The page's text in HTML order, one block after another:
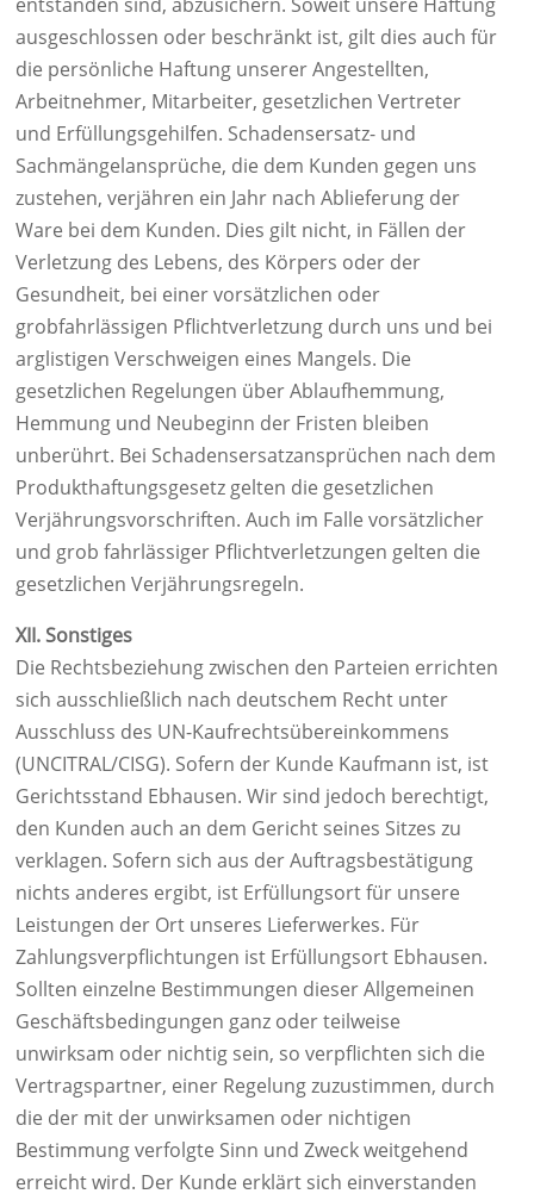
ausgeschlossen oder beschränkt ist, gilt dies auch für
die persönliche Haftung unserer Angestellten,
Arbeitnehmer, Mitarbeiter, gesetzlichen Vertreter
und Erfüllungsgehilfen. Schadensersatz- und
Sachmängelansprüche, die dem Kunden gegen uns
zustehen, verjähren ein Jahr nach Ablieferung der
Ware bei dem Kunden. Dies gilt nicht, in Fällen der
Verletzung des Lebens, des Körpers oder der
Gesundheit, bei einer vorsätzlichen oder
grobfahrlässigen Pflichtverletzung durch uns und bei
arglistigen Verschweigen eines Mangels. Die
gesetzlichen Regelungen über Ablaufhemmung,
Hemmung und Neubeginn der Fristen bleiben
unberührt. Bei Schadensersatzansprüchen nach dem
Produkthaftungsgesetz gelten die gesetzlichen
Verjährungsvorschriften. Auch im Falle vorsätzlicher
und grob fahrlässiger Pflichtverletzungen gelten die
gesetzlichen Verjährungsregeln.
XII. Sonstiges
Die Rechtsbeziehung zwischen den Parteien errichten
sich ausschließlich nach deutschem Recht unter
Ausschluss des UN-Kaufrechtsübereinkommens
(UNCITRAL/CISG). Sofern der Kunde Kaufmann ist, ist
Gerichtsstand Ebhausen. Wir sind jedoch berechtigt,
den Kunden auch an dem Gericht seines Sitzes zu
verklagen. Sofern sich aus der Auftragsbestätigung
nichts anderes ergibt, ist Erfüllungsort für unsere
Leistungen der Ort unseres Lieferwerkes. Für
Zahlungsverpflichtungen ist Erfüllungsort Ebhausen.
Sollten einzelne Bestimmungen dieser Allgemeinen
Geschäftsbedingungen ganz oder teilweise
unwirksam oder nichtig sein, so verpflichten sich die
Vertragspartner, einer Regelung zuzustimmen, durch
die der mit der unwirksamen oder nichtigen
Bestimmung verfolgte Sinn und Zweck weitgehend
erreicht wird. Der Kunde erklärt sich einverstanden